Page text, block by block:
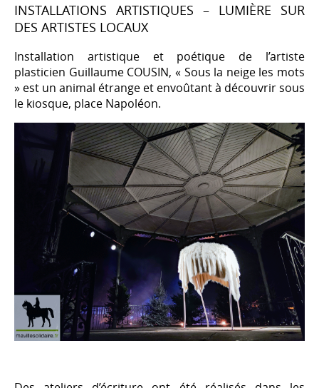
INSTALLATIONS ARTISTIQUES – LUMIÈRE SUR
DES ARTISTES LOCAUX
Installation artistique et poétique de l’artiste
plasticien Guillaume COUSIN, « Sous la neige les mots
» est un animal étrange et envoûtant à découvrir sous
le kiosque, place Napoléon.